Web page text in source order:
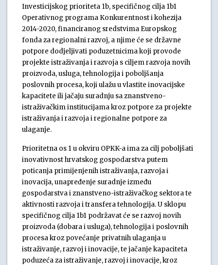
Investicijskog prioriteta 1b, specifičnog cilja 1b1
Operativnog programa Konkurentnost i kohezija
2014-2020, financiranog sredstvima Europskog
fonda za regionalni razvoj, a njime će se državne
potpore dodjeljivati poduzetnicima koji provode
projekte istraživanja i razvoja s ciljem razvoja novih
proizvoda, usluga, tehnologija i poboljšanja
poslovnih procesa, koji ulažu u vlastite inovacijske
kapacitete ili jačaju suradnju sa znanstveno-
istraživačkim institucijama kroz potpore za projekte
istraživanja i razvoja i regionalne potpore za
ulaganje.
Prioritetna os 1 u okviru OPKK-a ima za cilj poboljšati
inovativnost hrvatskog gospodarstva putem
poticanja primijenjenih istraživanja, razvoja i
inovacija, unapređenje suradnje između
gospodarstva i znanstveno-istraživačkog sektora te
aktivnosti razvoja i transfera tehnologija. U sklopu
specifičnog cilja 1b1 podržavat će se razvoj novih
proizvoda (dobara i usluga), tehnologija i poslovnih
procesa kroz povećanje privatnih ulaganja u
istraživanje, razvoj i inovacije, te jačanje kapaciteta
poduzeća za istraživanje, razvoj i inovacije, kroz